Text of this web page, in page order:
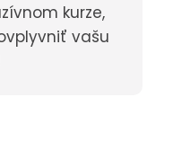
kurze,
vašu